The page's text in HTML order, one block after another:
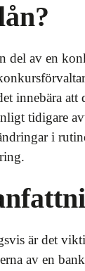
del av en
innebära att
tidigare
i
är det
av en